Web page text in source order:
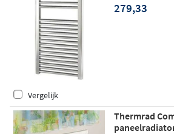
279,33
Vergelijk
Thermrad